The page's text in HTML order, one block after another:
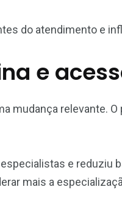
do atendimento e
e
mudança relevante.
e reduziu
mais a